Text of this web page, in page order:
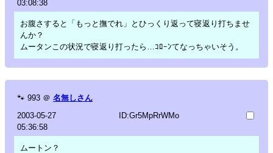
03:08:38
お腹さすると「もっと撫でれ」とひっくり返って寝返り打ちませ
んか？
ムータンこの状況で寝返り打ったら…ｺﾛｰﾝてなっちゃいそう。
🐾 993 ＠ 名無しさん
2003-05-27
05:36:58
ID:Gr5MpRrWMo
ムートン？